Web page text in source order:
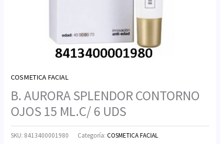
COSMETICA FACIAL
B. AURORA SPLENDOR CONTORNO
OJOS 15 ML.C/ 6 UDS
SKU: 8413400001980 Categoría:COSMETICA FACIAL